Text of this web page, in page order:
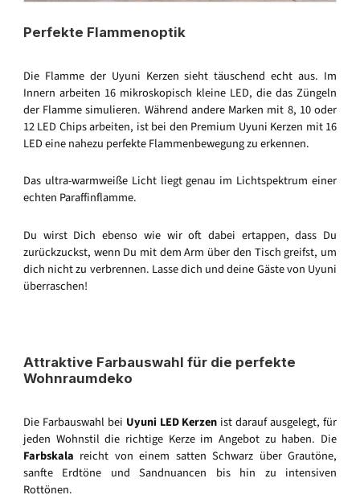
Perfekte Flammenoptik
Die Flamme der Uyuni Kerzen sieht täuschend echt aus. Im
Innern arbeiten 16 mikroskopisch kleine LED, die das Züngeln
der Flamme simulieren. Während andere Marken mit 8, 10 oder
12 LED Chips arbeiten, ist bei den Premium Uyuni Kerzen mit 16
LED eine nahezu perfekte Flammenbewegung zu erkennen.
Das ultra-warmweiße Licht liegt genau im Lichtspektrum einer
echten Paraffinflamme.
Du wirst Dich ebenso wie wir oft dabei ertappen, dass Du
zurückzuckst, wenn Du mit dem Arm über den Tisch greifst, um
dich nicht zu verbrennen. Lasse dich und deine Gäste von Uyuni
überraschen!
Attraktive Farbauswahl für die perfekte
Wohnraumdeko
Die Farbauswahl bei Uyuni LED Kerzen ist darauf ausgelegt, für
jeden Wohnstil die richtige Kerze im Angebot zu haben. Die
Farbskala reicht von einem satten Schwarz über Grautöne,
sanfte Erdtöne und Sandnuancen bis hin zu intensiven
Rottönen.